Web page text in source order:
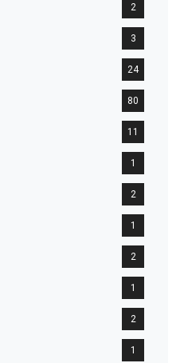
2
3
24
80
11
1
2
1
2
1
2
1